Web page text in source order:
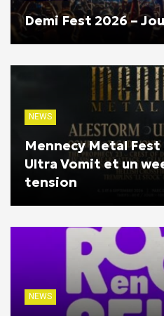
Demi Fest 2026 –
NEWS
Mennecy Metal
Ultra Vomit et un
tension
NEWS